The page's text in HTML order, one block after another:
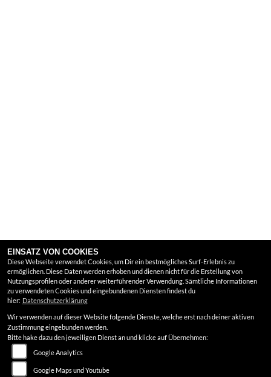
EINSATZ VON COOKIES
Diese Webseite verwendet Cookies, um Dir ein bestmögliches Surf-Erlebnis zu
ermöglichen. Diese Daten werden erhoben und dienen nicht für die Erstellung von
Nutzungsprofilen oder anderer weiterführender Verwendung. Sämtliche Informationen
zu verwendeten Cookies und eingebundenen Diensten findest du
hier: Datenschutzerklärung
Wir verwenden auf dieser Website folgende Dienste, welche erst nach deiner aktiven
Zustimmung eingebunden werden.
Bitte hake dazu den jeweiligen Dienst an und klicke auf Übernehmen:
Google Analytics
Google Maps und Youtube